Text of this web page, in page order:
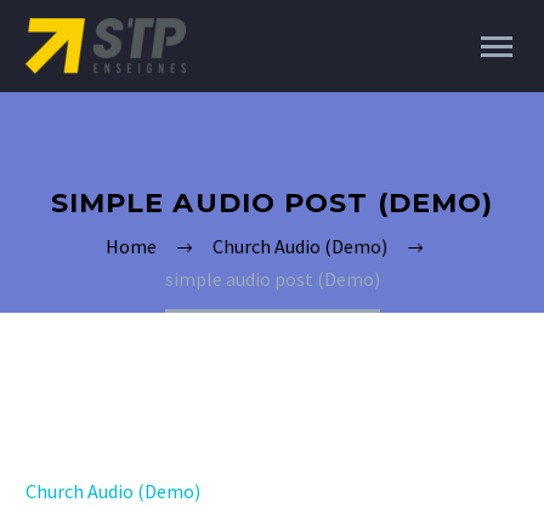
SIMPLE AUDIO POST (DEMO)
Home
Church Audio (Demo)
simple audio post (Demo)
Church Audio (Demo)